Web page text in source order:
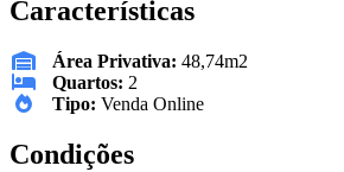
Características
Área Privativa: 48,74m2
Quartos: 2
Tipo: Venda Online
Condições